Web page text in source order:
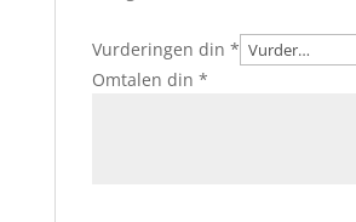
Vurderingen din *
Omtalen din *